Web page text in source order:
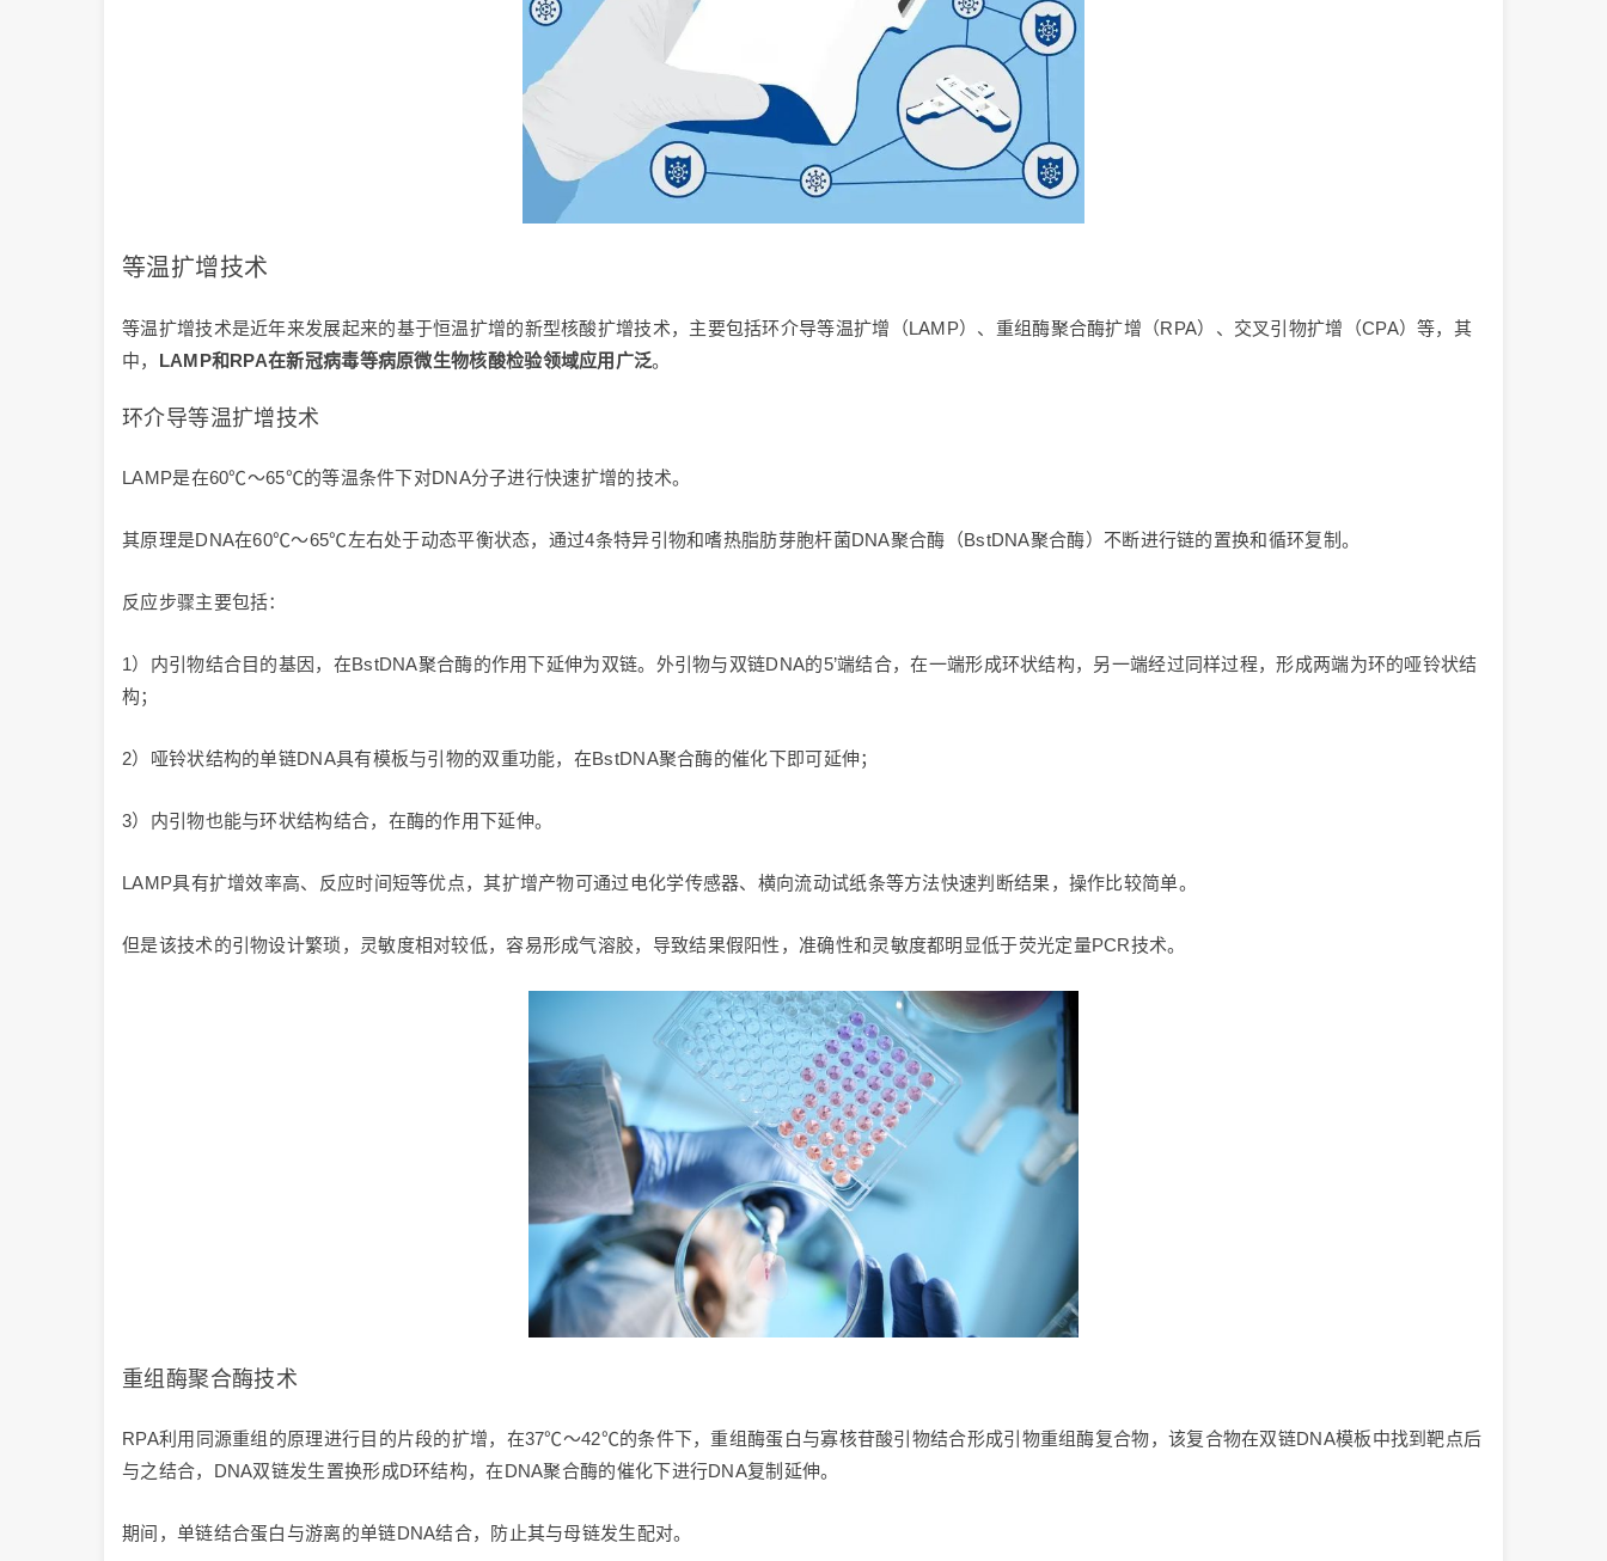
等温扩增技术
等温扩增技术是近年来发展起来的基于恒温扩增的新型核酸扩增技术，主要包括环介导等温扩增（LAMP）、重组酶聚合酶扩增（RPA）、交叉引物扩增（CPA）等，其
中， LAMP和RPA在新冠病毒等病原微生物核酸检验领域应用广泛。
环介导等温扩增技术
LAMP是在60℃～65℃的等温条件下对DNA分子进行快速扩增的技术。
其原理是DNA在60℃～65℃左右处于动态平衡状态，通过4条特异引物和嗜热脂肪芽胞杆菌DNA聚合酶（BstDNA聚合酶）不断进行链的置换和循环复制。
反应步骤主要包括：
1）内引物结合目的基因，在BstDNA聚合酶的作用下延伸为双链。外引物与双链DNA的5’端结合，在一端形成环状结构，另一端经过同样过程，形成两端为环的哑铃状结
构；
2）哑铃状结构的单链DNA具有模板与引物的双重功能，在BstDNA聚合酶的催化下即可延伸；
3）内引物也能与环状结构结合，在酶的作用下延伸。
LAMP具有扩增效率高、反应时间短等优点，其扩增产物可通过电化学传感器、横向流动试纸条等方法快速判断结果，操作比较简单。
但是该技术的引物设计繁琐，灵敏度相对较低，容易形成气溶胶，导致结果假阳性，准确性和灵敏度都明显低于荧光定量PCR技术。
重组酶聚合酶技术
RPA利用同源重组的原理进行目的片段的扩增，在37℃～42℃的条件下，重组酶蛋白与寡核苷酸引物结合形成引物重组酶复合物，该复合物在双链DNA模板中找到靶点后
与之结合，DNA双链发生置换形成D环结构，在DNA聚合酶的催化下进行DNA复制延伸。
期间，单链结合蛋白与游离的单链DNA结合，防止其与母链发生配对。